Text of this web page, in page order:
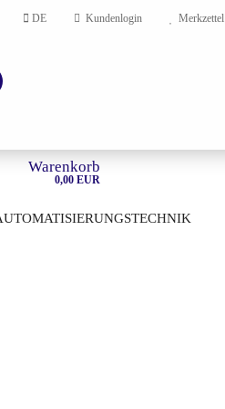
DE Kundenlogin Merkzettel
Warenkorb
0,00 EUR